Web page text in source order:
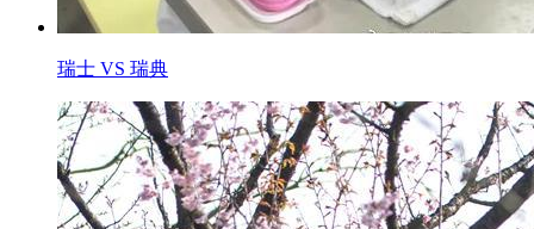
瑞士 VS 瑞典